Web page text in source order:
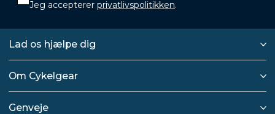
Jeg accepterer privatlivspolitikken.
Lad os hjælpe dig
Om Cykelgear
Genveje